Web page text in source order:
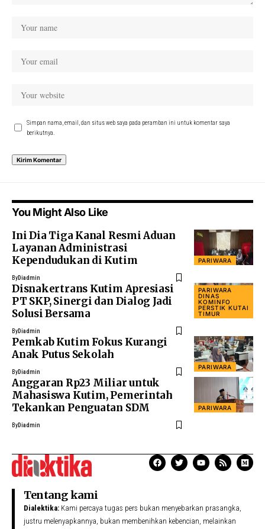
Simpan nama, email, dan situs web saya pada peramban ini untuk komentar saya
berikutnya.
You Might Also Like
PARIWARA
Ini Dia Tiga Kanal Resmi Aduan
Layanan Administrasi
Kependudukan di Kutim
ByDiadmin
PARIWARA
DINAS
KOMINFO
PERSTIK KUTAI
TIMUR
Disnakertrans Kutim Apresiasi
PT SKP, Sinergi dan Dialog Jadi
Solusi Bersama
ByDiadmin
PARIWARA
Pemkab Kutim Fokus Kurangi
Anak Putus Sekolah
ByDiadmin
PARIWARA
Anggaran Rp23 Miliar untuk
Mahasiswa Kutim, Pemerintah
Tekankan Penguatan SDM
ByDiadmin
Tentang kami
Dialektika: Kami percaya tugas pers bukan menyebarkan prasangka,
justru melenyapkannya, bukan membenihkan kebencian, melainkan